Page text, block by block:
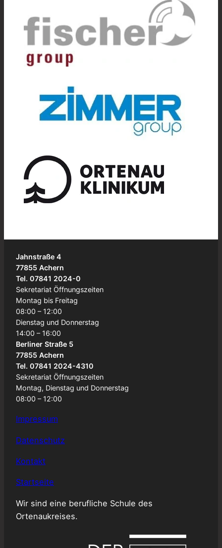
Jahnstraße 4
77855 Achern
Tel. 07841 2024-0
Sekretariat Öffnungszeiten
Montag bis Freitag
08:00 – 12:00
Dienstag und Donnerstag
14:00 – 16:00
Berliner Straße 5
77855 Achern
Tel. 07841 2024-4310
Sekretariat Öffnungszeiten
Montag, Dienstag und Donnerstag
08:00 – 12:00
Impressum
Datenschutz
Kontakt
Startseite
Wir sind eine berufliche Schule des
Ortenaukreises.